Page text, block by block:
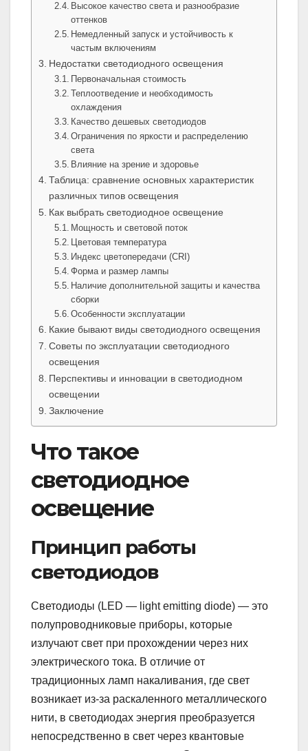
Высокое качество света и разнообразие
оттенков
Немедленный запуск и устойчивость к
частым включениям
Недостатки светодиодного освещения
Первоначальная стоимость
Теплоотведение и необходимость
охлаждения
Качество дешевых светодиодов
Ограничения по яркости и распределению
света
Влияние на зрение и здоровье
Таблица: сравнение основных характеристик
различных типов освещения
Как выбрать светодиодное освещение
Мощность и световой поток
Цветовая температура
Индекс цветопередачи (CRI)
Форма и размер лампы
Наличие дополнительной защиты и качества
сборки
Особенности эксплуатации
Какие бывают виды светодиодного освещения
Советы по эксплуатации светодиодного
освещения
Перспективы и инновации в светодиодном
освещении
Заключение
Что такое
светодиодное
освещение
Принцип работы
светодиодов
Светодиоды (LED — light emitting diode) — это
полупроводниковые приборы, которые
излучают свет при прохождении через них
электрического тока. В отличие от
традиционных ламп накаливания, где свет
возникает из-за раскаленного металлического
нити, в светодиодах энергия преобразуется
непосредственно в свет через квантовые